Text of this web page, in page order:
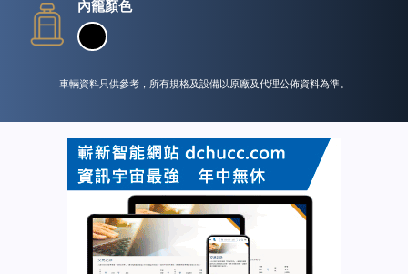
內籠顏色
車輛資料只供參考，所有規格及設備以原廠及代理公佈資料為準。